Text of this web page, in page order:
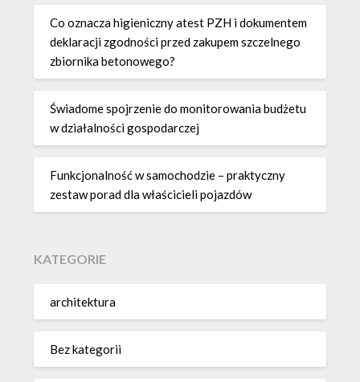
Co oznacza higieniczny atest PZH i dokumentem
deklaracji zgodności przed zakupem szczelnego
zbiornika betonowego?
Świadome spojrzenie do monitorowania budżetu
w działalności gospodarczej
Funkcjonalność w samochodzie – praktyczny
zestaw porad dla właścicieli pojazdów
KATEGORIE
architektura
Bez kategorii